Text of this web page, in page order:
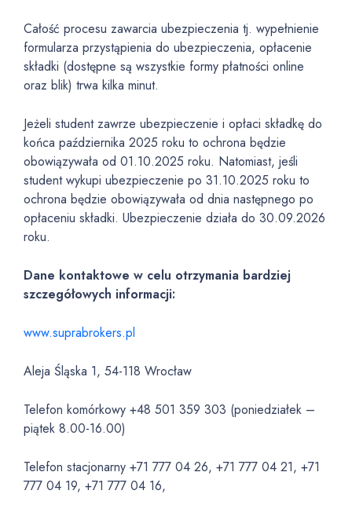
Całość procesu zawarcia ubezpieczenia tj. wypełnienie
formularza przystąpienia do ubezpieczenia, opłacenie
składki (dostępne są wszystkie formy płatności online
oraz blik) trwa kilka minut.
Jeżeli student zawrze ubezpieczenie i opłaci składkę do
końca października 2025 roku to ochrona będzie
obowiązywała od 01.10.2025 roku. Natomiast, jeśli
student wykupi ubezpieczenie po 31.10.2025 roku to
ochrona będzie obowiązywała od dnia następnego po
opłaceniu składki. Ubezpieczenie działa do 30.09.2026
roku.
Dane kontaktowe w celu otrzymania bardziej
szczegółowych informacji:
www.suprabrokers.pl
Aleja Śląska 1, 54-118 Wrocław
Telefon komórkowy +48 501 359 303 (poniedziałek –
piątek 8.00-16.00)
Telefon stacjonarny +71 777 04 26, +71 777 04 21, +71
777 04 19, +71 777 04 16,